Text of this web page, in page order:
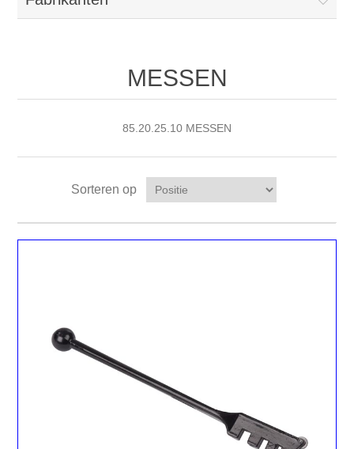
MESSEN
85.20.25.10 MESSEN
Sorteren op